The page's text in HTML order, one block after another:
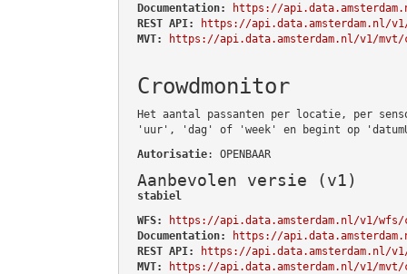
Documentation:
https://
REST API:
https://api.data.amsterdam.nl/v1/
MVT:
https://api.data.amsterdam.nl/v1/mvt/
Crowdmonitor
Het aantal passanten per locatie, per
'uur', 'dag' of 'week' en begint op
Autorisatie: OPENBAAR
Aanbevolen versie (v1)
stabiel
WFS:
https://api.data.amsterdam.nl/v1/wfs/
Documentation:
https://
REST API:
https://api.data.amsterdam.nl/
MVT:
https://api.data.amsterdam.nl/v1/mvt/